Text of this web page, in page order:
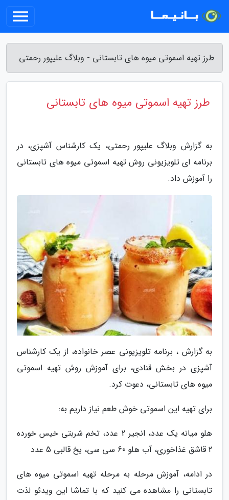
طرز تهیه اسموتی میوه های تابستانی - وبلاگ علیپور رحمتی
طرز تهیه اسموتی میوه های تابستانی
به گزارش وبلاگ علیپور رحمتی، یک کارشناس آشپزی، در
برنامه ای تلویزیونی روش تهیه اسموتی میوه های تابستانی
را آموزش داد.
به گزارش ، برنامه تلویزیونی عصر خانواده، از یک کارشناس
آشپزی در بخش قنادی، برای آموزش روش تهیه اسموتی
میوه های تابستانی، دعوت کرد.
برای تهیه این اسموتی خوش طعم نیاز داریم به:
هلو میانه یک عدد، انجیر 2 عدد، تخم شربتی خیس خورده
2 قاشق غذاخوری، آب هلو 60 سی سی، یخ قالبی 5 عدد
در ادامه، آموزش مرحله به مرحله تهیه اسموتی میوه های
تابستانی را مشاهده می کنید که با تماشا این ویدئو لذت